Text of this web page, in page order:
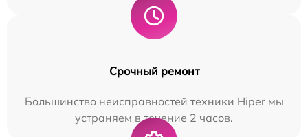
Срочный ремонт
Большинство неисправностей техники Hiper мы
устраняем в течение 2 часов.